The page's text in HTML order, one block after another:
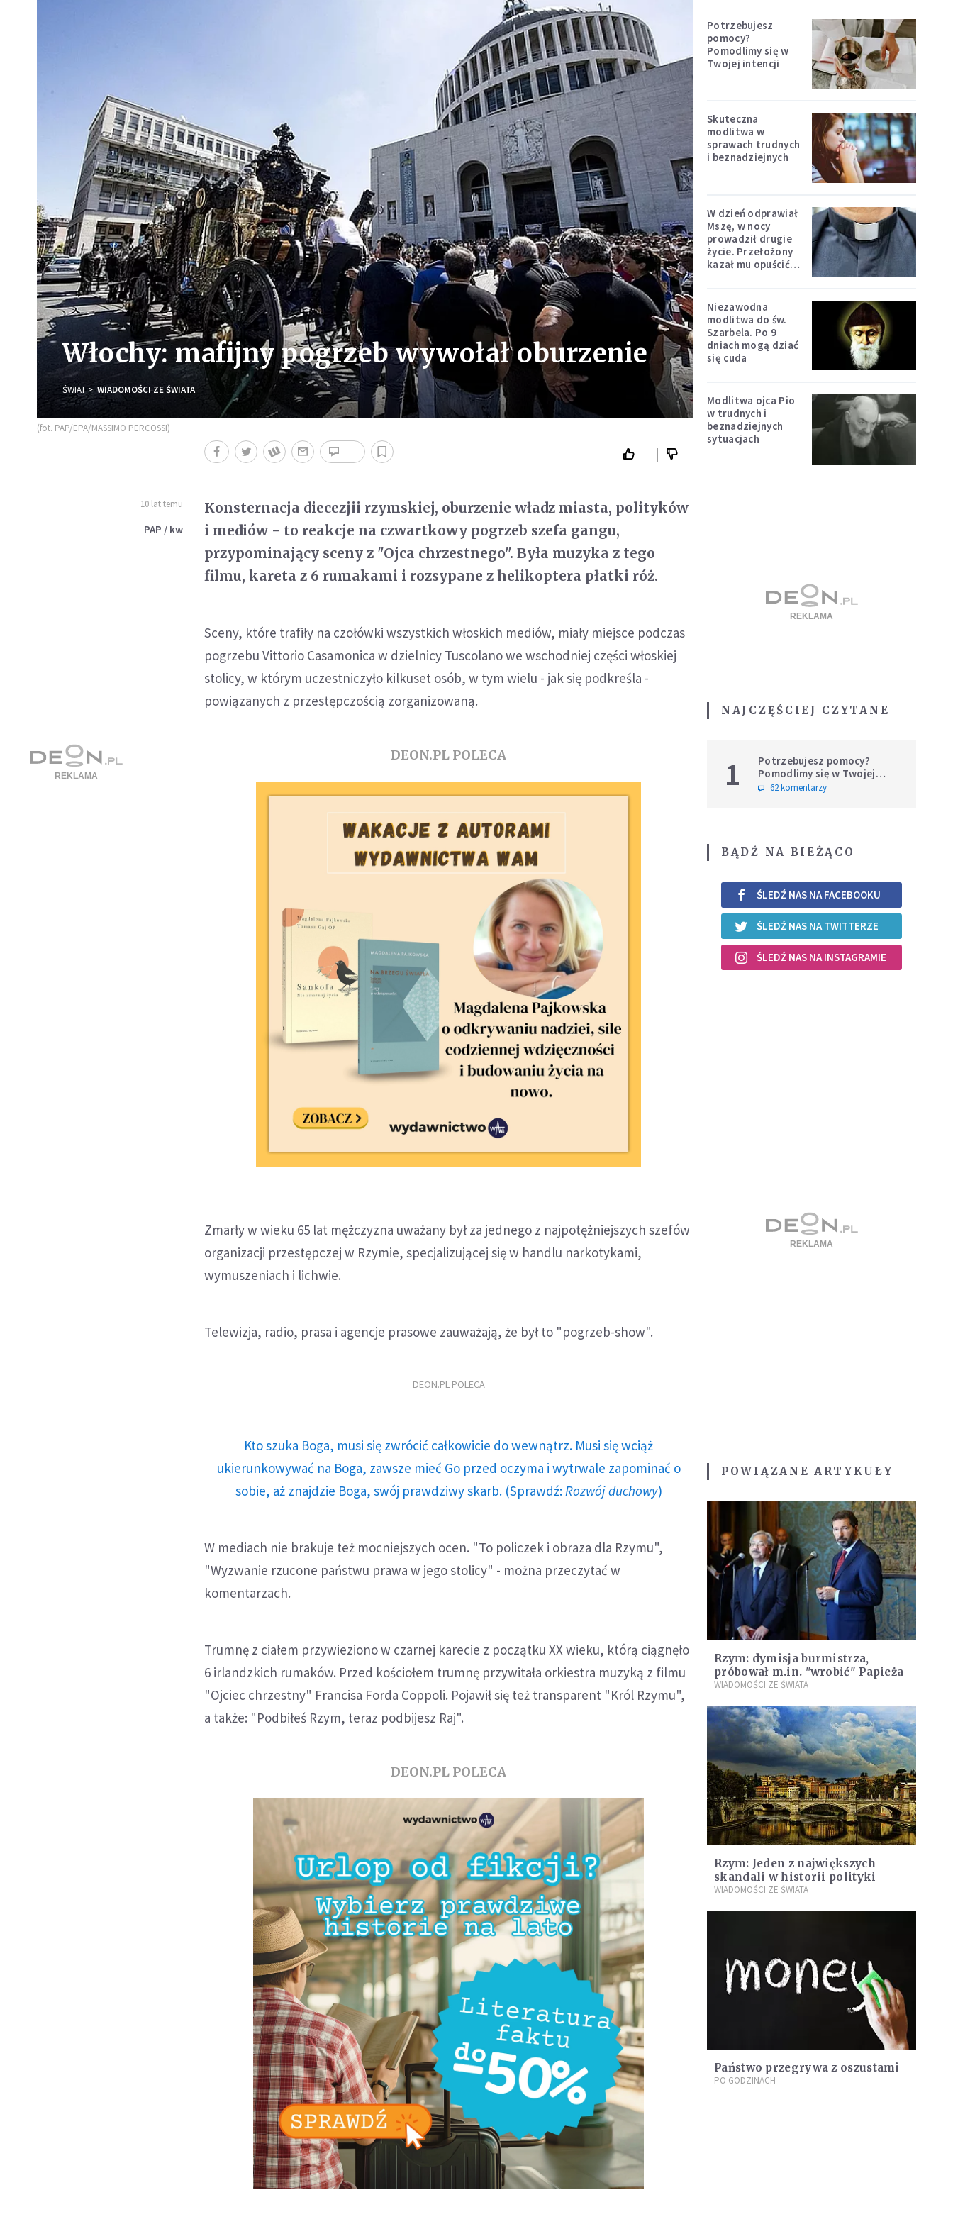
Włochy: mafijny pogrzeb wywołał oburzenie
ŚWIAT WIADOMOŚCI ZE ŚWIATA
(fot. PAP/EPA/MASSIMO PERCOSSI)
10 lat temu
PAP / kw
Konsternacja diecezjii rzymskiej, oburzenie władz miasta, polityków
i mediów - to reakcje na czwartkowy pogrzeb szefa gangu,
przypominający sceny z "Ojca chrzestnego". Była muzyka z tego
filmu, kareta z 6 rumakami i rozsypane z helikoptera płatki róż.
Sceny, które trafiły na czołówki wszystkich włoskich mediów, miały miejsce podczas
pogrzebu Vittorio Casamonica w dzielnicy Tuscolano we wschodniej części włoskiej
stolicy, w którym uczestniczyło kilkuset osób, w tym wielu - jak się podkreśla -
powiązanych z przestępczością zorganizowaną.
DEON.PL POLECA
Zmarły w wieku 65 lat mężczyzna uważany był za jednego z najpotężniejszych szefów
organizacji przestępczej w Rzymie, specjalizującej się w handlu narkotykami,
wymuszeniach i lichwie.
Telewizja, radio, prasa i agencje prasowe zauważają, że był to "pogrzeb-show".
DEON.PL POLECA
Kto szuka Boga, musi się zwrócić całkowicie do wewnątrz. Musi się wciąż
ukierunkowywać na Boga, zawsze mieć Go przed oczyma i wytrwale zapominać o
sobie, aż znajdzie Boga, swój prawdziwy skarb. (Sprawdź: Rozwój duchowy)
W mediach nie brakuje też mocniejszych ocen. "To policzek i obraza dla Rzymu",
"Wyzwanie rzucone państwu prawa w jego stolicy" - można przeczytać w
komentarzach.
Trumnę z ciałem przywieziono w czarnej karecie z początku XX wieku, którą ciągnęło
6 irlandzkich rumaków. Przed kościołem trumnę przywitała orkiestra muzyką z filmu
"Ojciec chrzestny" Francisa Forda Coppoli. Pojawił się też transparent "Król Rzymu",
a także: "Podbiłeś Rzym, teraz podbijesz Raj".
DEON.PL POLECA
Potrzebujesz
pomocy?
Pomodlimy się w
Twojej intencji
Skuteczna
modlitwa w
sprawach trudnych
i beznadziejnych
W dzień odprawiał
Mszę, w nocy
prowadził drugie
życie. Przełożony
kazał mu opuścić
Niezawodna
modlitwa do św.
Szarbela. Po 9
dniach mogą dziać
się cuda
Modlitwa ojca Pio
w trudnych i
beznadziejnych
sytuacjach
NAJCZĘŚCIEJ CZYTANE
1
Potrzebujesz pomocy?
Pomodlimy się w Twojej
intencji
62 komentarzy
BĄDŹ NA BIEŻĄCO
ŚLEDŹ NAS NA FACEBOOKU
ŚLEDŹ NAS NA TWITTERZE
ŚLEDŹ NAS NA INSTAGRAMIE
POWIĄZANE ARTYKUŁY
Rzym: dymisja burmistrza,
próbował m.in. "wrobić" Papieża
WIADOMOŚCI ZE ŚWIATA
Rzym: Jeden z największych
skandali w historii polityki
WIADOMOŚCI ZE ŚWIATA
Państwo przegrywa z oszustami
PO GODZINACH